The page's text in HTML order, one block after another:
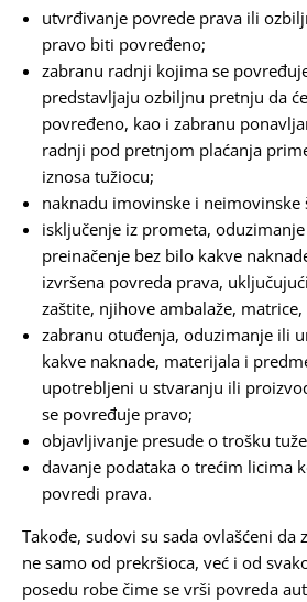
utvrđivanje povrede prava ili
pravo biti povređeno;
zabranu radnji kojima se
predstavljaju ozbiljnu pretnju da
povređeno, kao i zabranu
radnji pod pretnjom plaćanja
iznosa tužiocu;
naknadu imovinske i neimovinske
isključenje iz prometa,
preinačenje bez bilo kakve
izvršena povreda prava,
zaštite, njihove ambalaže,
zabranu otuđenja, oduzimanje ili
kakve naknade, materijala i
upotrebljeni u stvaranju ili
se povređuje pravo;
objavljivanje presude o trošku
davanje podataka o trećim licima
povredi prava.
Takođe, sudovi su sada ovlašćeni da
ne samo od prekršioca, već i od
posedu robe čime se vrši povreda